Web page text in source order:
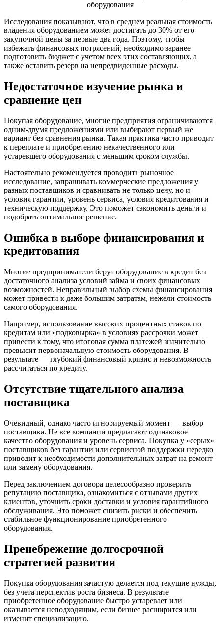
Исследования показывают, что в среднем реальная стоимость
владения оборудованием может достигать до 30% от его
закупочной цены за первые два года. Поэтому, чтобы
избежать финансовых потрясений, необходимо заранее
подготовить бюджет с учетом всех этих составляющих, а
также оставить резерв на непредвиденные расходы.
Недостаточное изучение рынка и
сравнение цен
Покупая оборудование, многие предприятия ограничиваются
одним-двумя предложениями или выбирают первый же
вариант без сравнения рынка. Такая практика часто приводит
к переплате и приобретению некачественного или
устаревшего оборудования с меньшим сроком службы.
Настоятельно рекомендуется проводить рыночное
исследование, запрашивать коммерческие предложения у
разных поставщиков и сравнивать не только цену, но и
условия гарантии, уровень сервиса, условия кредитования и
техническую поддержку. Это поможет сэкономить деньги и
подобрать оптимальное решение.
Ошибка в выборе финансирования и
кредитования
Многие предприниматели берут оборудование в кредит без
достаточного анализа условий займа и своих финансовых
возможностей. Неправильный выбор схемы финансирования
может привести к даже большим затратам, нежели стоимость
самого оборудования.
Например, использование высоких процентных ставок по
кредитам или «подковырка» в условиях рассрочки может
привести к тому, что итоговая сумма платежей значительно
превысит первоначальную стоимость оборудования. В
результате — глубокий финансовый кризис и невозможность
рассчитаться по кредиту.
Отсутствие тщательного анализа
поставщика
Очевидный, однако часто игнорируемый момент — выбор
поставщика. Не все компании предлагают одинаковое
качество оборудования и уровень сервиса. Покупка у «серых»
поставщиков без гарантии или сервисной поддержки нередко
приводит к необходимости дополнительных затрат на ремонт
или замену оборудования.
Перед заключением договора целесообразно проверить
репутацию поставщика, ознакомиться с отзывами других
клиентов, уточнить сроки доставки и условия гарантийного
обслуживания. Это поможет снизить риски и обеспечить
стабильное функционирование приобретенного
оборудования.
Пренебрежение долгосрочной
стратегией развития
Покупка оборудования зачастую делается под текущие нужды,
без учета перспектив роста бизнеса. В результате
приобретенное оборудование быстро устаревает или
оказывается неподходящим, если бизнес расширится или
изменит специализацию.